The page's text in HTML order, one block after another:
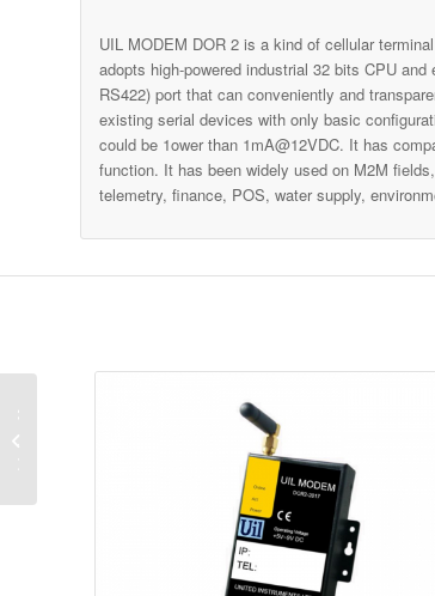
UIL MODEM DOR 2 is a kind of cellular
adopts high-powered industrial 32 bits CPU
RS422) port that can conveniently and
existing serial devices with only basic
could be 1ower than 1mA@12VDC. It has
function. It has been widely used on M2M
telemetry, finance, POS, water supply,